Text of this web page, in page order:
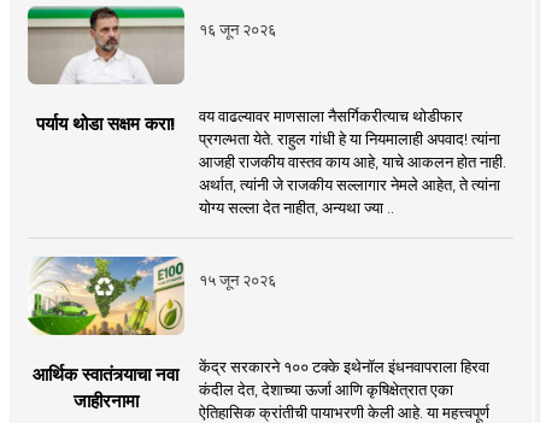
१६ जून २०२६
पर्याय थोडा सक्षम करा!
वय वाढल्यावर माणसाला नैसर्गिकरीत्याच थोडीफार
प्रगल्भता येते. राहुल गांधी हे या नियमालाही अपवाद! त्यांना
आजही राजकीय वास्तव काय आहे, याचे आकलन होत नाही.
अर्थात, त्यांनी जे राजकीय सल्लागार नेमले आहेत, ते त्यांना
योग्य सल्ला देत नाहीत, अन्यथा ज्या ..
१५ जून २०२६
आर्थिक स्वातंत्र्याचा नवा
जाहीरनामा
केंद्र सरकारने १०० टक्के इथेनॉल इंधनवापराला हिरवा
कंदील देत, देशाच्या ऊर्जा आणि कृषिक्षेत्रात एका
ऐतिहासिक क्रांतीची पायाभरणी केली आहे. या महत्त्वपूर्ण